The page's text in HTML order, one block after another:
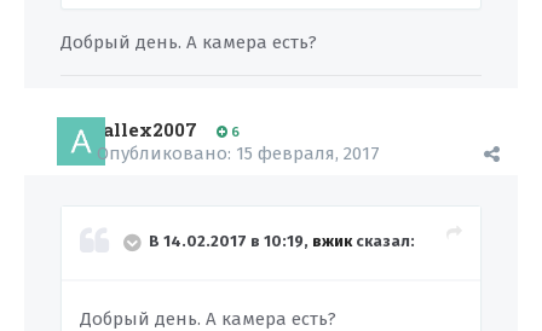
Добрый день. А камера есть?
allex2007 6
Опубликовано: 15 февраля, 2017
В 14.02.2017 в 10:19, вжиксказал:
Добрый день. А камера есть?